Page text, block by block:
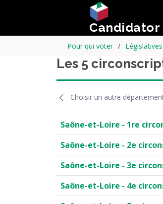
Candidator
Pour qui voter
Les 5
Choisir un autre
Saône-et-Loire - 1re
Saône-et-Loire - 2e
Saône-et-Loire - 3e
Saône-et-Loire - 4e